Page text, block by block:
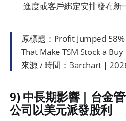
進度或客戶綁定安排發布新
原標題：Profit Jumped
That Make TSM Stock a Buy
來源 / 時間：Barchart｜
9) 中長期影響｜台金
公司以美元派發股利